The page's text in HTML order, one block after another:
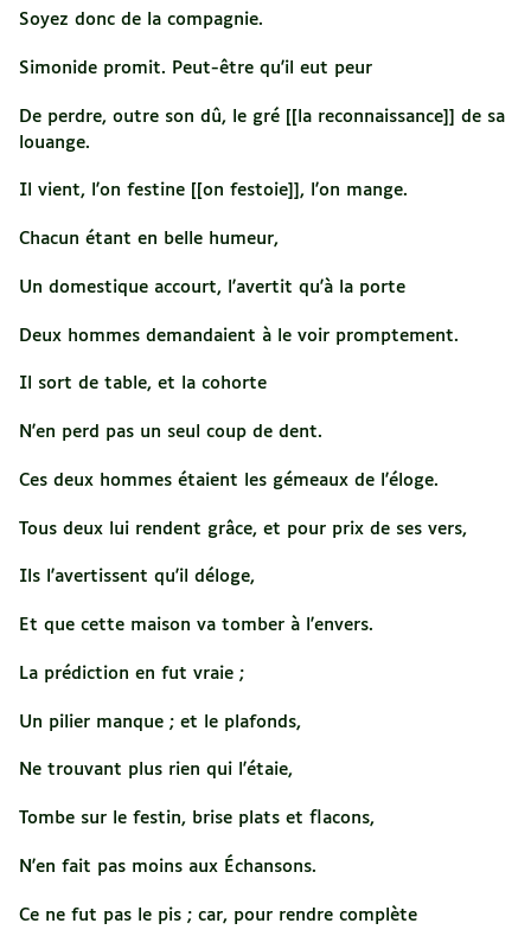
Soyez donc de la compagnie.
Simonide promit. Peut-être qu'il eut peur
De perdre, outre son dû, le gré [[la reconnaissance]] de sa
louange.
Il vient, l'on festine [[on festoie]], l'on mange.
Chacun étant en belle humeur,
Un domestique accourt, l'avertit qu'à la porte
Deux hommes demandaient à le voir promptement.
Il sort de table, et la cohorte
N'en perd pas un seul coup de dent.
Ces deux hommes étaient les gémeaux de l'éloge.
Tous deux lui rendent grâce, et pour prix de ses vers,
Ils l'avertissent qu'il déloge,
Et que cette maison va tomber à l'envers.
La prédiction en fut vraie ;
Un pilier manque ; et le plafonds,
Ne trouvant plus rien qui l'étaie,
Tombe sur le festin, brise plats et flacons,
N'en fait pas moins aux Échansons.
Ce ne fut pas le pis ; car, pour rendre complète